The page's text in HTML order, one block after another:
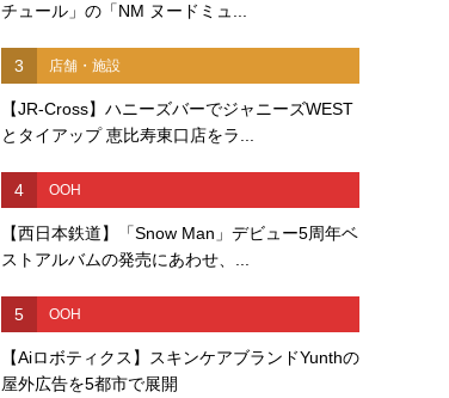
チュール」の「NM ヌードミュ...
3 店舗・施設
【JR-Cross】ハニーズバーでジャニーズWEST
とタイアップ 恵比寿東口店をラ...
4 OOH
【西日本鉄道】「Snow Man」デビュー5周年ベ
ストアルバムの発売にあわせ、...
5 OOH
【Aiロボティクス】スキンケアブランドYunthの
屋外広告を5都市で展開